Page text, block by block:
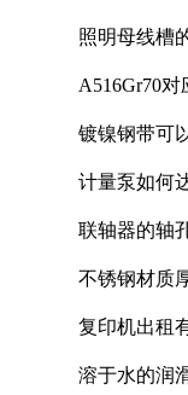
照明母线槽
A516Gr70
镀镍钢带可
计量泵如何
联轴器的轴
不锈钢材质
复印机出租
溶于水的润